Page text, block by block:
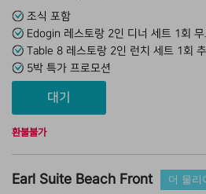
조식 포함
Edogin 레스토랑 2인 디너 세트 1회 무
Table 8 레스토랑 2인 런치 세트 1회
5박 특가 프로모션
환불불가
Earl Suite Beach Front 더 물리